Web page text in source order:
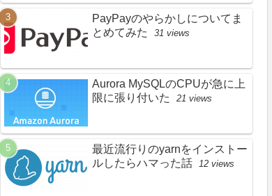
PayPayのやらかしについてま
とめてみた
31 views
Aurora MySQLのCPUが急に上
限に張り付いた
21 views
最近流行りのyarnをインストー
ルしたらハマった話
12 views